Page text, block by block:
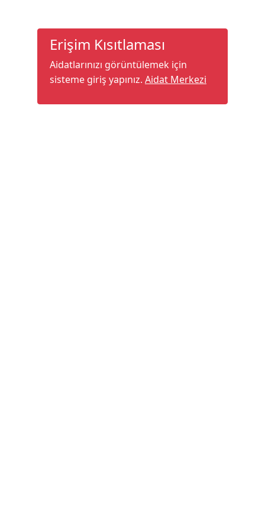
Erişim Kısıtlaması
Aidatlarınızı görüntülemek için
sisteme giriş yapınız. Aidat Merkezi